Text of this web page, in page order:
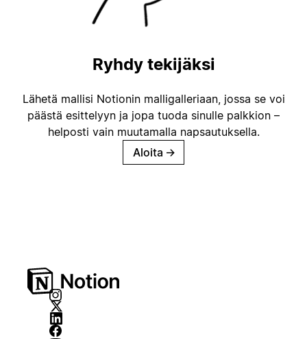
Ryhdy tekijäksi
Lähetä mallisi Notionin malligalleriaan, jossa se voi
päästä esittelyyn ja jopa tuoda sinulle palkkion –
helposti vain muutamalla napsautuksella.
Aloita →